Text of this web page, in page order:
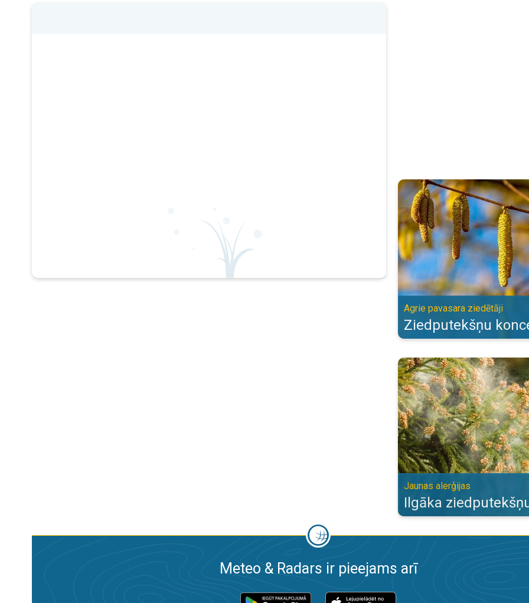
Ziedputekšņu koncentrācija.
Agrie pavasara ziedētāji
Ziedputekšņu
Ilgāka ziedputekšņu sezona.
Jaunas alerģijas
Ilgāka
Meteo & Radars ir pieejams arī